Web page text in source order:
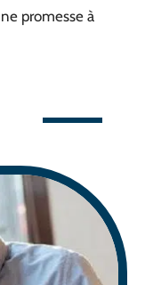
promesse à